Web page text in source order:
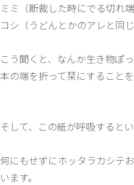
ミミ（断裁した時にでる切れ端
コシ（うどんとかのアレと同
こう聞くと、なんか生き物ぽ
本の端を折って栞にすること
そして、この紙が呼吸すると
何にもせずにホッタラカシテ
います。